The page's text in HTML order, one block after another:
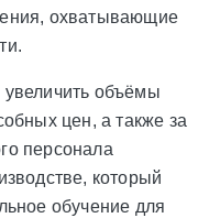
охватывающие
объёмы
цен, а также за
персонала
который
обучение для